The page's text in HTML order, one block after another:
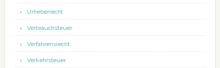
Urheberrecht
Verbrauchsteuer
Verfahrensrecht
Verkehrsteuer